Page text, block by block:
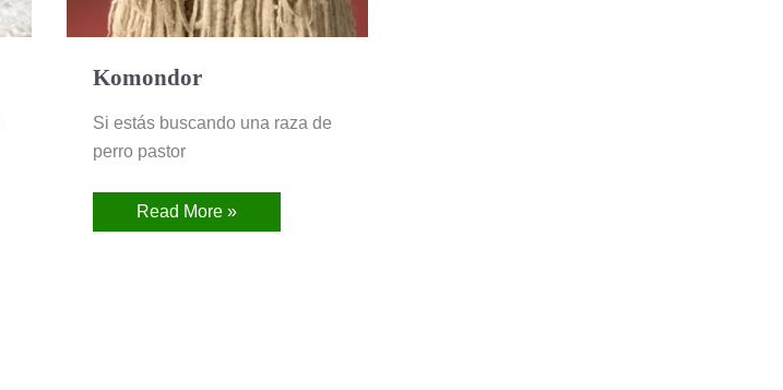
Komondor
Si estás buscando una raza de
perro pastor
Read More »